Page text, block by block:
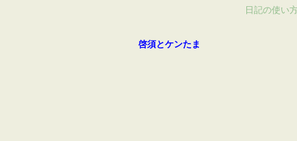
日記の使い
啓須とケンたま